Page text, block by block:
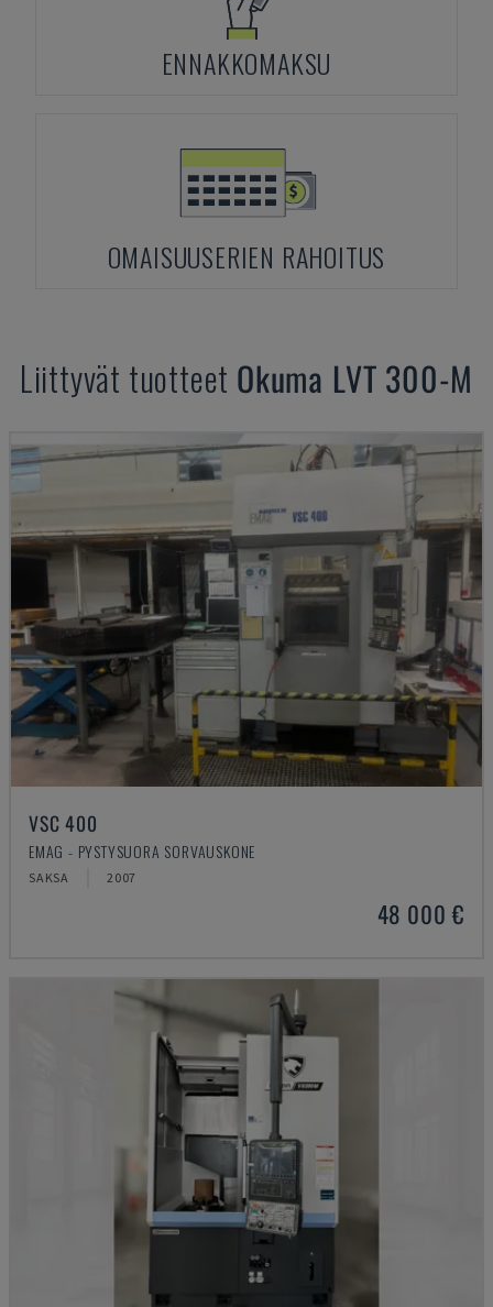
ENNAKKOMAKSU
OMAISUUSERIEN RAHOITUS
Liittyvät tuotteet Okuma LVT 300-M
VSC 400
EMAG - PYSTYSUORA SORVAUSKONE
SAKSA 2007
48 000 €